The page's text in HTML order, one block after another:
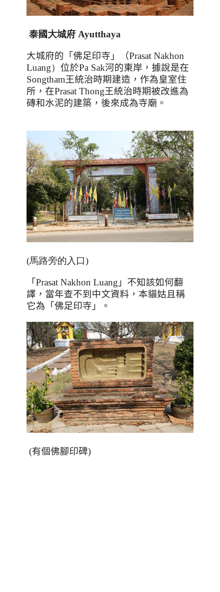
泰國大城府 Ayutthaya
大城府的「佛足印寺」（Prasat Nakhon
Luang） 位於Pa Sak河的東岸，據說是在
Songtham王統治時期建造，作為皇室住
所，在Prasat Thong王統治時期被改進為
磚和水泥的建築，後來成為寺廟。
(馬路旁的入口)
「Prasat Nakhon Luang 」不知該如何翻
譯，當年查不到中文資料，本貓姑且稱
它為「佛足印寺」。
(有個佛腳印碑)